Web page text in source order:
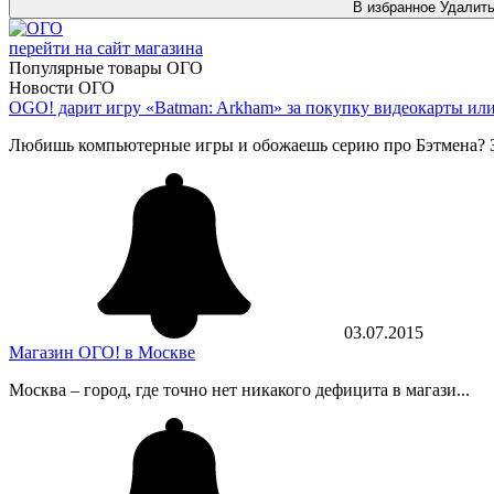
В избранное Удалить
перейти на сайт магазина
Популярные товары ОГО
Новости ОГО
OGO! дарит игру «Batman: Arkham» за покупку видеокарты
Любишь компьютерные игры и обожаешь серию про Бэтмена?
03.07.2015
Магазин ОГО! в Москве
Москва – город, где точно нет никакого дефицита в магази...